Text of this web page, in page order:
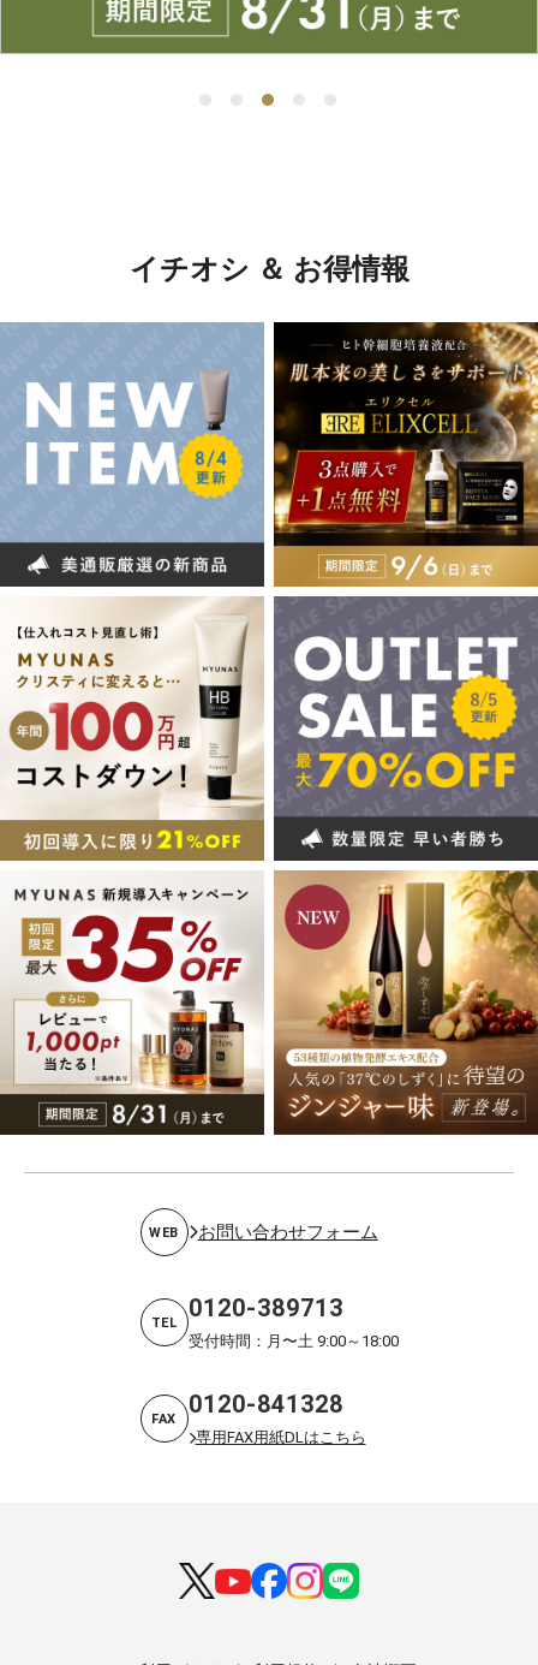
イチオシ ＆ お得情報
WEB お問い合わせフォーム
TEL 0120-389713
受付時間：月〜土 9:00～18:00
FAX 0120-841328
専用FAX用紙DLはこちら